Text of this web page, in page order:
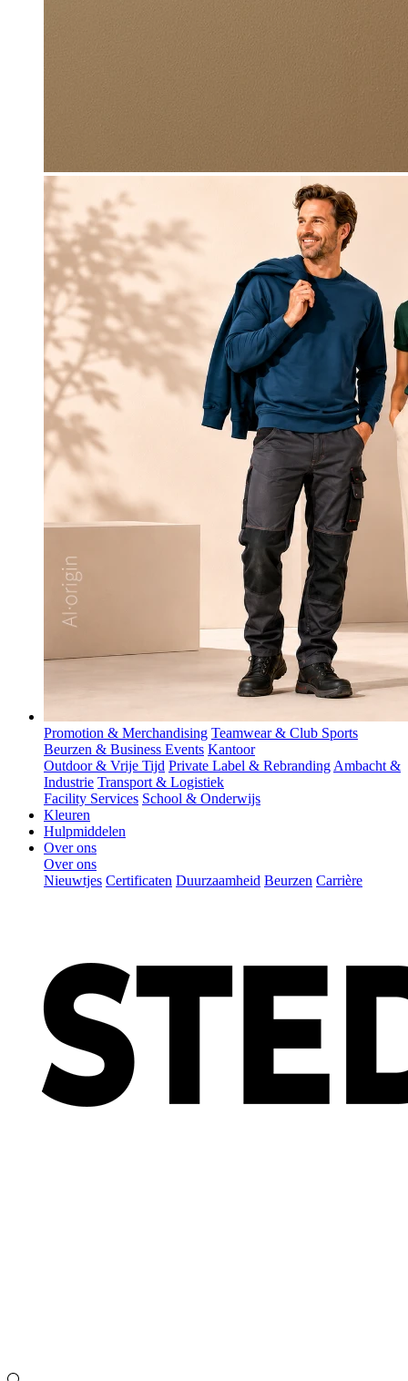
Promotion & Merchandising Teamwear & Club Sports
Beurzen & Business Events Kantoor
Outdoor & Vrije Tijd Private Label & Rebranding Ambacht &
Industrie Transport & Logistiek
Facility Services School & Onderwijs
Kleuren
Hulpmiddelen
Over ons
Over ons
Nieuwtjes Certificaten Duurzaamheid Beurzen Carrière